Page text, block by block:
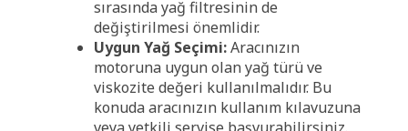
sırasında yağ filtresinin de
değiştirilmesi önemlidir.
Uygun Yağ Seçimi:Aracınızın
motoruna uygun olan yağ türü ve
viskozite değeri kullanılmalıdır. Bu
konuda aracınızın kullanım kılavuzuna